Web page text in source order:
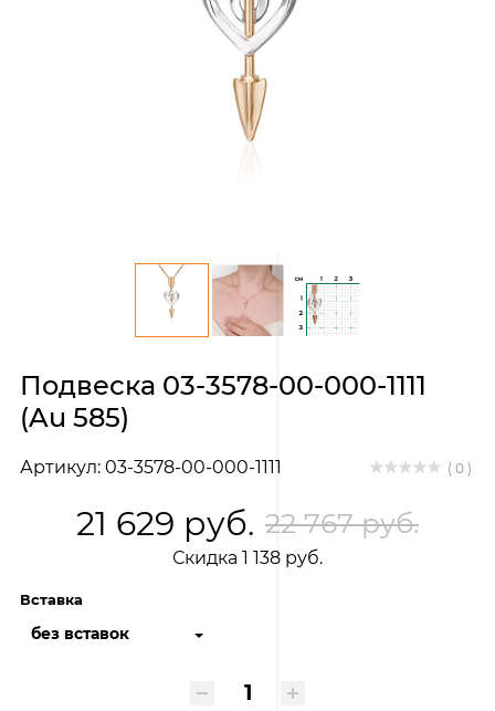
Подвеска 03-3578-00-000-1111
(Au 585)
Артикул: 03-3578-00-000-1111 ( 0 )
21 629 руб. 22 767 руб.
Скидка 1 138 руб.
Вставка
без вставок